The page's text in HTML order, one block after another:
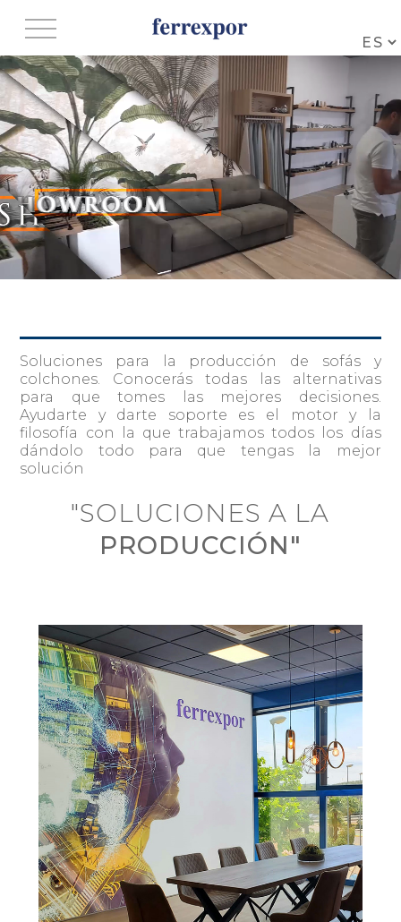
Soluciones para la producción de sofás y
colchones. Conocerás todas las alternativas
para que tomes las mejores decisiones.
Ayudarte y darte soporte es el motor y la
filosofía con la que trabajamos todos los días
dándolo todo para que tengas la mejor
solución
"SOLUCIONES A LA
PRODUCCIÓN"